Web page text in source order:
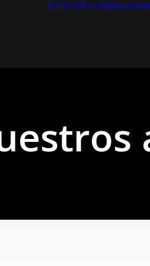
Home ServiciosTrabaja con